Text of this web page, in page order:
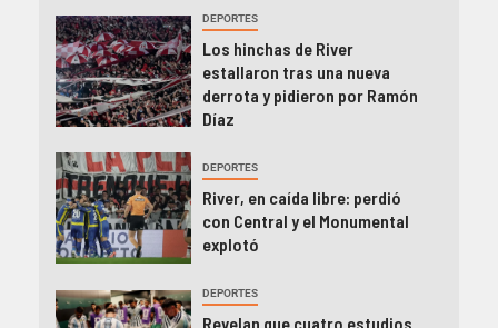
DEPORTES
Los hinchas de River
estallaron tras una nueva
derrota y pidieron por Ramón
Díaz
DEPORTES
River, en caída libre: perdió
con Central y el Monumental
explotó
DEPORTES
Revelan que cuatro estudios